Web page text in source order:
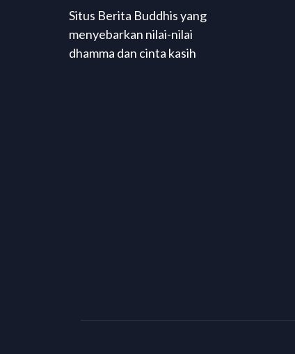
Situs Berita Buddhis yang
menyebarkan nilai-nilai
dhamma dan cinta kasih